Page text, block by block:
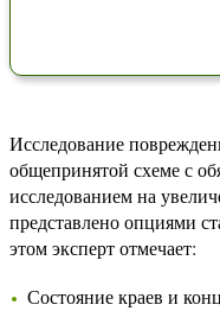
Исследование
общепринятой схеме с
исследованием на
представлено опциями
этом эксперт отмечает:
Состояние краев и